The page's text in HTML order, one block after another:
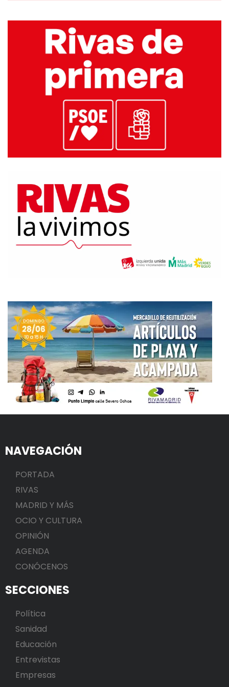
NAVEGACIÓN
PORTADA
RIVAS
MADRID Y MÁS
OCIO Y CULTURA
OPINIÓN
AGENDA
CONÓCENOS
SECCIONES
Política
Sanidad
Educación
Entrevistas
Empresas